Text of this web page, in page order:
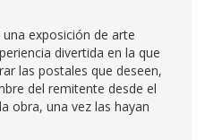
exposición de arte
divertida en la que
las postales que deseen,
del remitente desde el
obra, una vez las hayan